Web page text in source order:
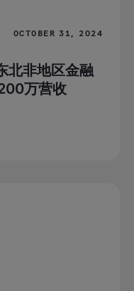
OCTOBER 31, 2024
北非地区金融
万营收